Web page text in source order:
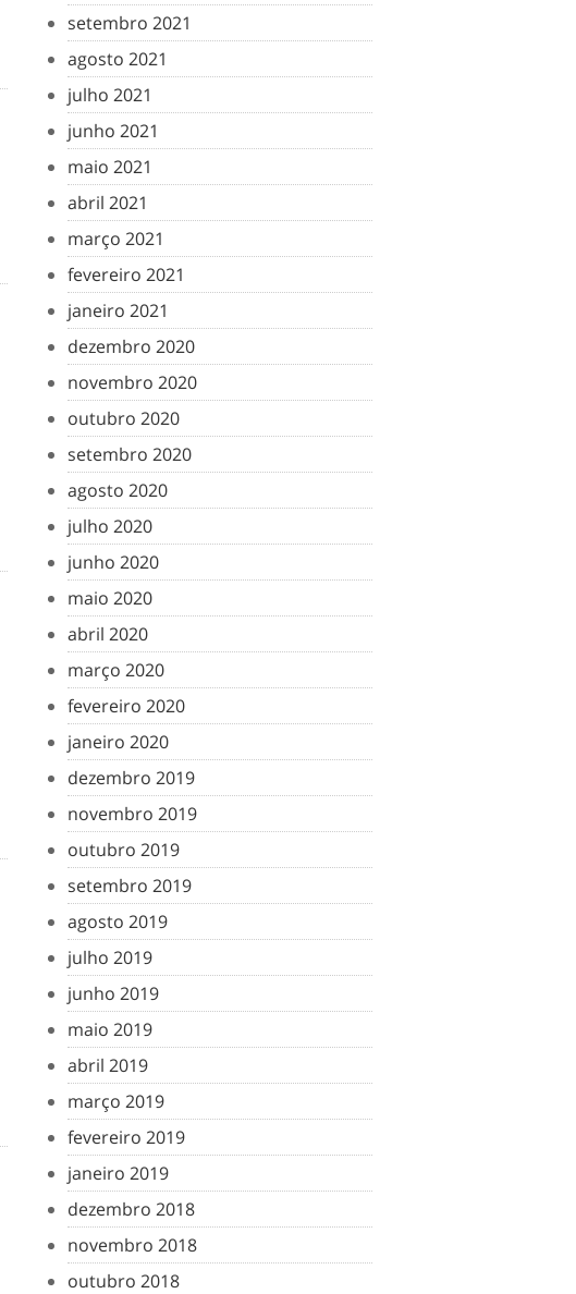
setembro 2021
agosto 2021
julho 2021
junho 2021
maio 2021
abril 2021
março 2021
fevereiro 2021
janeiro 2021
dezembro 2020
novembro 2020
outubro 2020
setembro 2020
agosto 2020
julho 2020
junho 2020
maio 2020
abril 2020
março 2020
fevereiro 2020
janeiro 2020
dezembro 2019
novembro 2019
outubro 2019
setembro 2019
agosto 2019
julho 2019
junho 2019
maio 2019
abril 2019
março 2019
fevereiro 2019
janeiro 2019
dezembro 2018
novembro 2018
outubro 2018